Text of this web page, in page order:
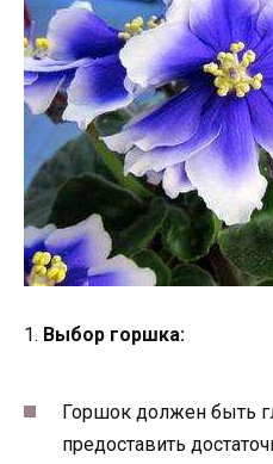
1. Выбор горшка:
Горшок должен быть
предоставить